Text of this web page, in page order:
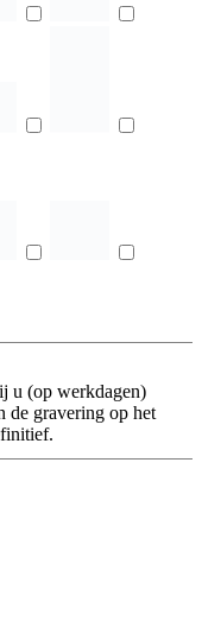
u (op werkdagen)
de gravering op het